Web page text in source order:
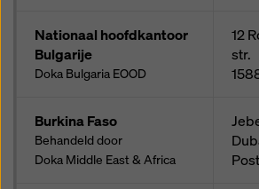
Nationaal hoofdkantoor
Bulgarije
Doka Bulgaria EOOD
12
str.
Burkina Faso
Behandeld door
Doka Middle East & Africa